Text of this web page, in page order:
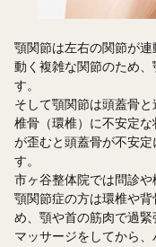
顎関節は左右の関節が
動く複雑な関節のため
す。
そして顎関節は頭蓋骨
椎骨（環椎）に不安定
が歪むと頭蓋骨が不安
す。
市ヶ谷整体院では問診や
顎関節症の方は環椎や
め、顎や首の筋肉で過
マッサージをしてから